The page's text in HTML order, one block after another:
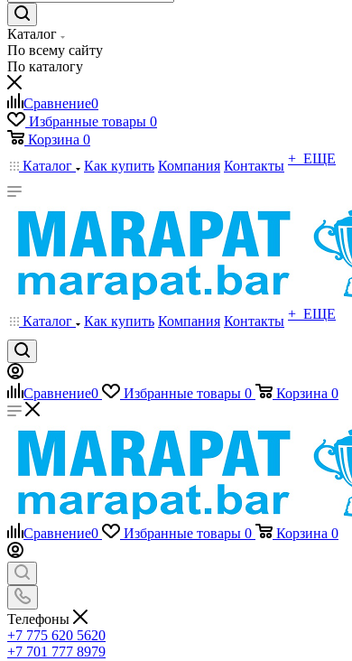
Каталог
По всему сайту
По каталогу
Сравнение0
Избранные товары 0
Корзина 0
Каталог
Как купить Компания Контакты + ЕЩЕ
Каталог Как купить Компания Контакты + ЕЩЕ
Сравнение0 Избранные товары 0 Корзина 0
Сравнение0 Избранные товары 0 Корзина 0
Телефоны
+7 775 620 5620
+7 701 777 8979